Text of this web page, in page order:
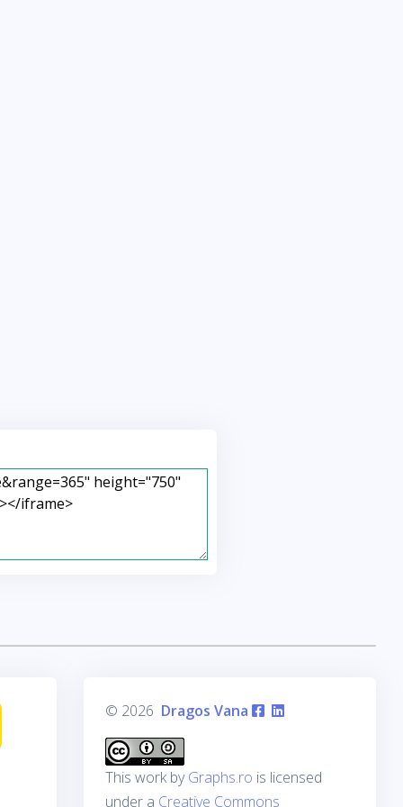
© 2026 Dragos Vana
This work byGraphs.ro is licensed
under a Creative Commons